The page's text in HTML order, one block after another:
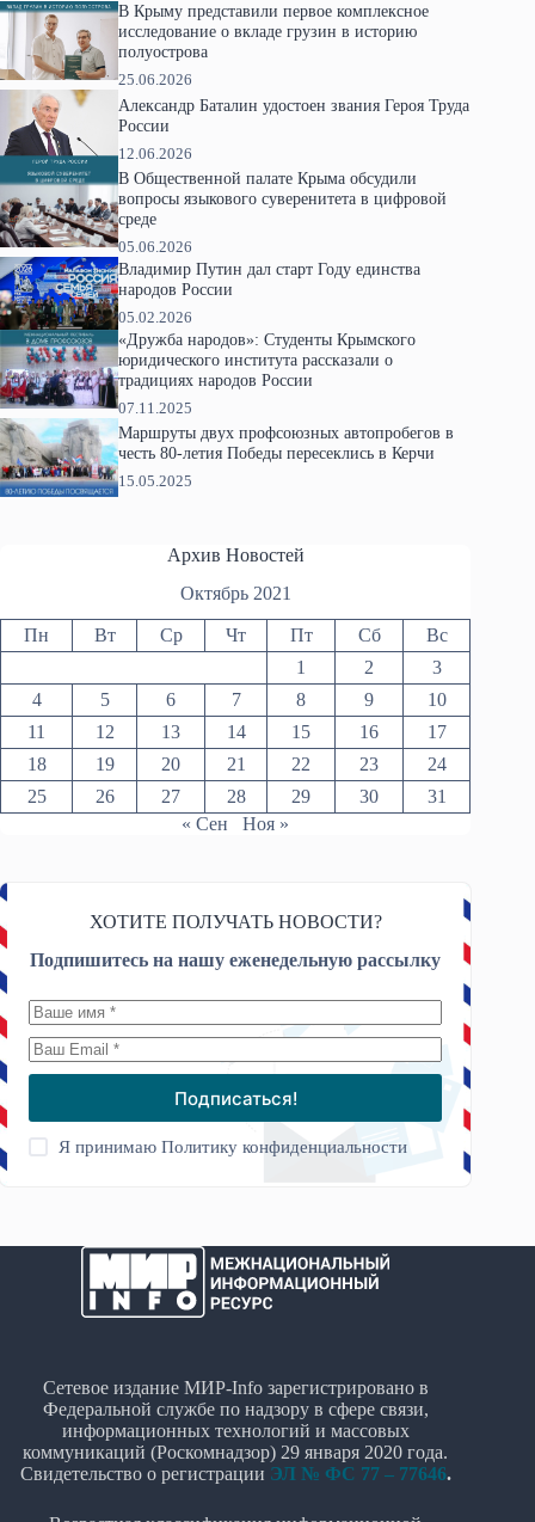
В Крыму представили первое комплексное
исследование о вкладе грузин в историю
полуострова
25.06.2026
Александр Баталин удостоен звания Героя Труда
России
12.06.2026
В Общественной палате Крыма обсудили
вопросы языкового суверенитета в цифровой
среде
05.06.2026
Владимир Путин дал старт Году единства
народов России
05.02.2026
«Дружба народов»: Студенты Крымского
юридического института рассказали о
традициях народов России
07.11.2025
Маршруты двух профсоюзных автопробегов в
честь 80-летия Победы пересеклись в Керчи
15.05.2025
Архив Новостей
Октябрь 2021
Пн Вт Ср Чт Пт Сб
Вс
1
2
3
4
5 6 7 8 9
10
11
12 13 14 15 16
17
18
19 20 21 22 23
24
25
26 27 28 29 30
31
« Сен
Ноя »
ХОТИТЕ ПОЛУЧАТЬ НОВОСТИ?
Подпишитесь на нашу еженедельную рассылку
Подписаться!
Я принимаюПолитику конфиденциальности
Сетевое издание МИР-Info зарегистрировано в
Федеральной службе по надзору в сфере связи,
информационных технологий и массовых
коммуникаций (Роскомнадзор) 29 января 2020 года.
Свидетельство о регистрации ЭЛ № ФС 77 – 77646.